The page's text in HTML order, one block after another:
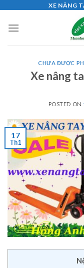
content
XE NÂNG
CHƯA ĐƯỢC
Xe nâng
POSTED ON
17
Th1